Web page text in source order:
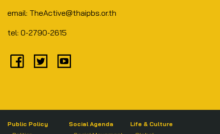
email: TheActive@thaipbs.or.th
tel: 0-2790-2615
Public Policy
Social Agenda
Life & Culture